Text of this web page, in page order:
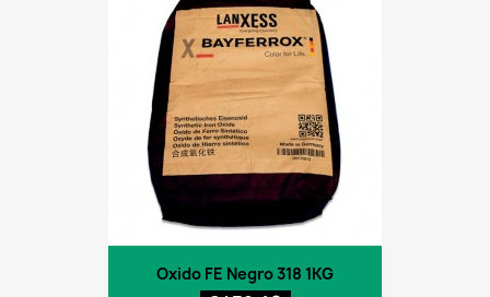
Oxido FE Negro 318 1KG